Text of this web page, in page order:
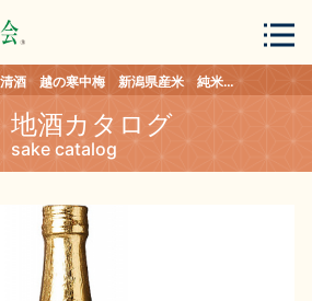
ログイン
清酒 越の寒中梅 新潟県産米 純米大吟醸 720ml
地酒カタログ
sake catalog